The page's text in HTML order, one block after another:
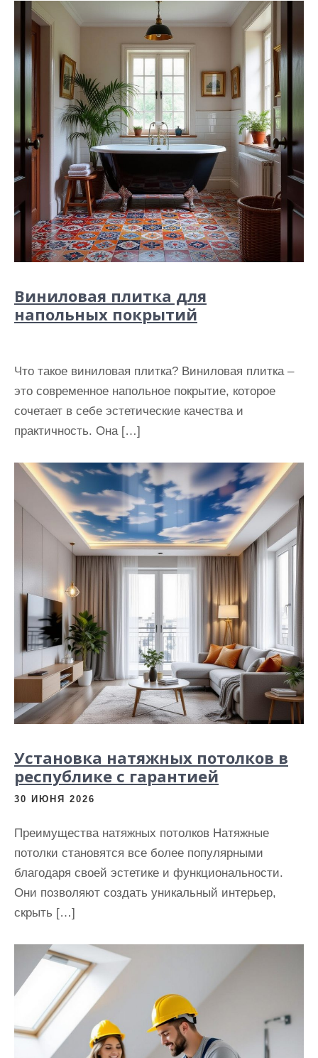
Виниловая плитка для
напольных покрытий
Что такое виниловая плитка? Виниловая плитка –
это современное напольное покрытие, которое
сочетает в себе эстетические качества и
практичность. Она […]
Установка натяжных потолков в
республике с гарантией
30 ИЮНЯ 2026
Преимущества натяжных потолков Натяжные
потолки становятся все более популярными
благодаря своей эстетике и функциональности.
Они позволяют создать уникальный интерьер,
скрыть […]